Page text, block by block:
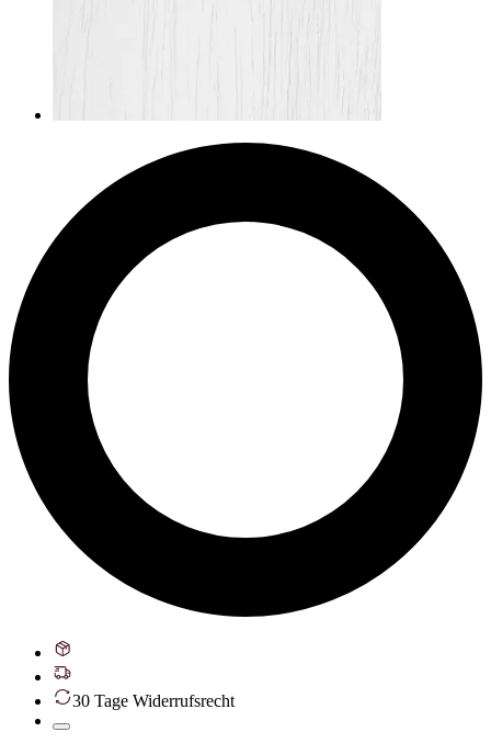
30 Tage Widerrufsrecht